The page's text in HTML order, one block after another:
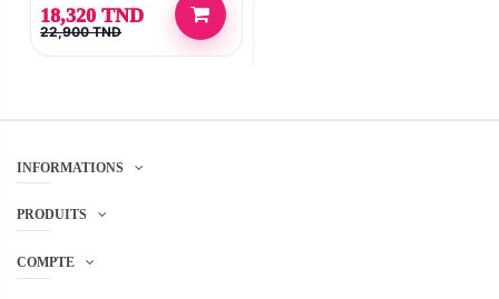
18,320 TND
22,900 TND
INFORMATIONS
PRODUITS
COMPTE